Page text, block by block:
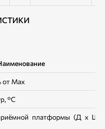
от Мах
°С
платформы (Д х Ш